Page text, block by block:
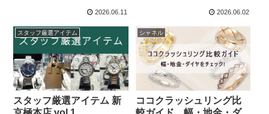
2026.06.11 2026.06.02
スタッフ厳選アイテム
スタッフ厳選アイテム 新
シャネル
ココクラッシュリング比